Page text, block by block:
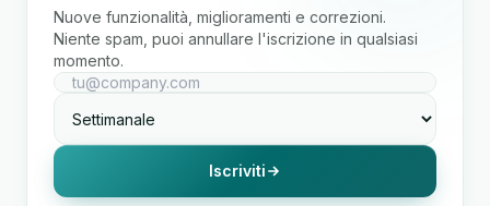
Nuove funzionalità, miglioramenti e correzioni.
Niente spam, puoi annullare l'iscrizione in qualsiasi
momento.
Iscriviti